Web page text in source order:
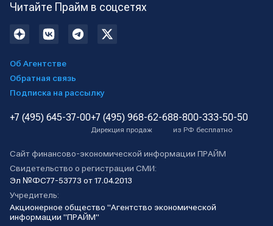
Читайте Прайм в соцсетях
Об Агентстве
Обратная связь
Подписка на рассылку
+7 (495) 645-37-00+7 (495) 968-62-68
Дирекция продаж
8-800-333-50-50
из РФ бесплатно
Сайт финансово-экономической информации ПРАЙМ
Свидетельство о регистрации СМИ:
Эл №ФС77-53773 от 17.04.2013
Учредитель:
Акционерное общество "Агентство экономической
информации "ПРАЙМ"